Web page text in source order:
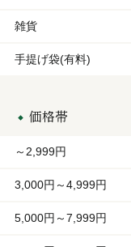
雑貨
手提げ袋(有料)
価格帯
～2,999円
3,000円～4,999円
5,000円～7,999円